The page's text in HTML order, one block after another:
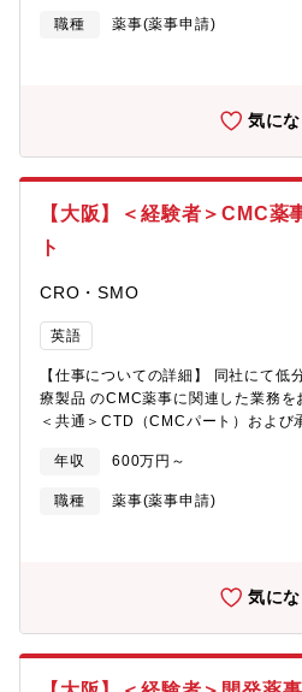
ける適切なRegulatory pathwayの提
談業務リード・相談資料の作成、照
PMDA相談への出席 【募集背景】依
個々の業務量などを踏まえてプロジ
の打ち合わせや、出社が必要な作業
職種
薬事(薬事申請)
気に
【大阪】＜経験者＞CMC薬
ト
CRO・SMO
英語
【仕事についての詳細】 同社にて低
療製品 のCMC薬事に関連した業務を
＜共通＞CTD（CMCパート）および
ライアントとの英語（主にメール）
域別＞１．低分子・バイオ医薬品領
文書の作成CTD（CMCパート）／承
変・軽微・照会事項対応外国製造業
資料作成、カルタヘナ法関連資料の
業成長に向けたCMC薬事専門人材の
年収 600万円～
職種
薬事(薬事申請)
気に